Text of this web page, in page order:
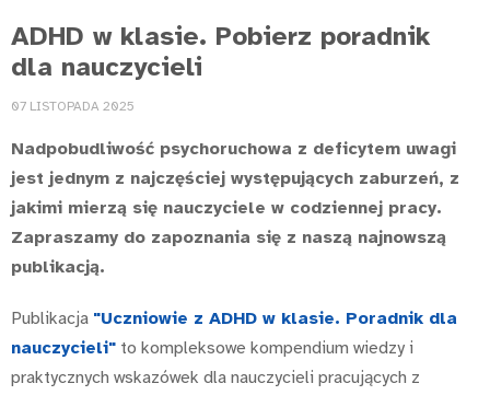
ADHD w klasie. Pobierz poradnik
dla nauczycieli
07 LISTOPADA 2025
Nadpobudliwość psychoruchowa z deficytem uwagi
jest jednym z najczęściej występujących zaburzeń, z
jakimi mierzą się nauczyciele w codziennej pracy.
Zapraszamy do zapoznania się z naszą najnowszą
publikacją.
Publikacja "Uczniowie z ADHD w klasie. Poradnik dla
nauczycieli" to kompleksowe kompendium wiedzy i
praktycznych wskazówek dla nauczycieli pracujących z